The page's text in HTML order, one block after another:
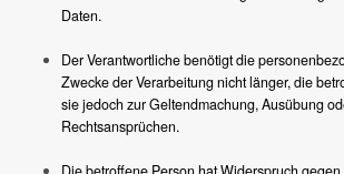
Daten.
Der Verantwortliche benötigt die
Zwecke der Verarbeitung nicht länger, die
sie jedoch zur Geltendmachung, Ausübung
Rechtsansprüchen.